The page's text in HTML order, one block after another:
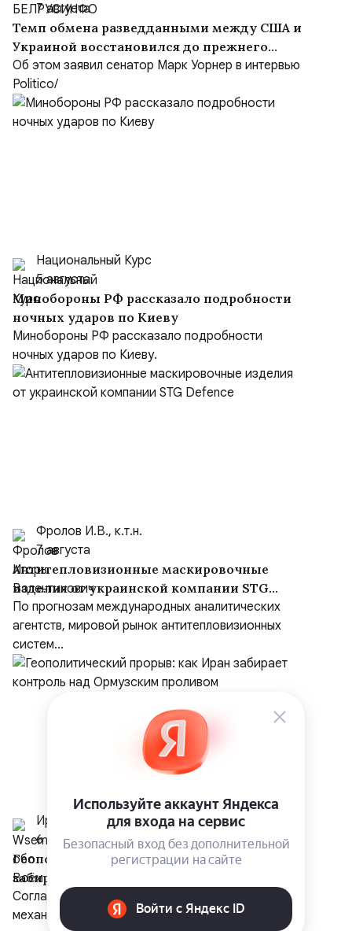
7 августа
Темп обмена разведданными между США и
Украиной восстановился до прежнего
уровня
Об этом заявил сенатор Марк Уорнер в интервью
Politico/
Национальный Курс
5 августа
Минобороны РФ рассказало подробности
ночных ударов по Киеву
Минобороны РФ рассказало подробности
ночных ударов по Киеву.
Фролов И.В., к.т.н.
7 августа
Антитепловизионные маскировочные
изделия от украинской компании STG
Defence
По прогнозам международных аналитических
агентств, мировой рынок антитепловизионных
систем...
Иранист
6 августа
Геополитический прорыв: как Иран
забирает контроль над Ормузским
проливом
Соглашение между Ираном и Оманом о новом
механизме управления Ормузским проливом